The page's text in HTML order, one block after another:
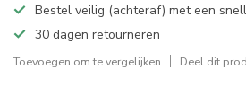
Bestel veilig (achteraf) met een
30 dagen retourneren
Toevoegen om te vergelijken Deel dit